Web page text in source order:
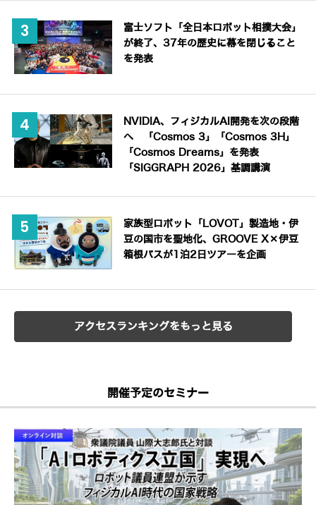
富士ソフト「全日本ロボット相撲大会」
が終了、37年の歴史に幕を閉じること
を発表
NVIDIA、フィジカルAI開発を次の段階
へ 「Cosmos 3」「Cosmos 3H」
「Cosmos Dreams」を発表
「SIGGRAPH 2026」基調講演
家族型ロボット「LOVOT」製造地・伊
豆の国市を聖地化、GROOVE X×伊豆
箱根バスが1泊2日ツアーを企画
アクセスランキングをもっと見る
開催予定のセミナー